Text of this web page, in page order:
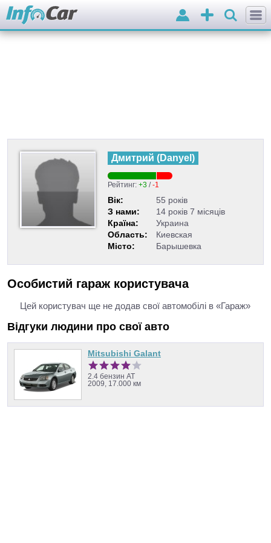
Додати
оголошення
Вхід
Дмитрий (Danyel )
Рейтинг: +3 /-1
Вік:
55 років
З нами:
14 років 7 місяців
Країна:
Украина
Область:
Киевская
Місто:
Барышевка
Особистий гараж користувача
Цей користувач ще не додав свої автомобілі в «Гараж»
Відгуки людини про свої авто
Mitsubishi Galant
2.4 бензин AT
2009, 17.000 км